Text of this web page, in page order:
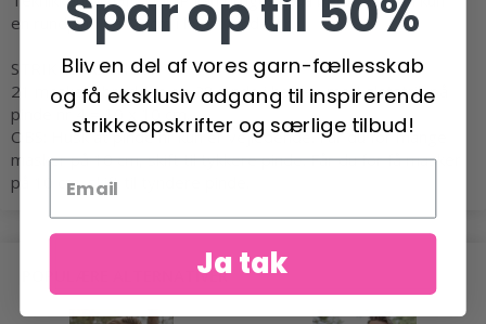
en
rundpind på 80 cm i hvert pinde-nr.
STRIKKEFASTHED:
21 masker i bredden og 28 pinde i højden medglatstrikpå
pinde nr 4 = 10 x 10 cm.
OBS: Husk at pinde nr kun er vejledende. Får du for mange
masker på 10 cm, skift til tykkere pinde. Får du for få masker
på 10 cm, skift til tyndere pinde.
POPULÆRE ALTERNATIVER
Spar op til 50%
Bliv en del af vores garn-fællesskab
og få eksklusiv adgang til inspirerende
strikkeopskrifter og særlige tilbud!
Ja tak